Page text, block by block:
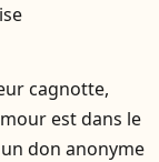
cagnotte,
est dans le
don anonyme